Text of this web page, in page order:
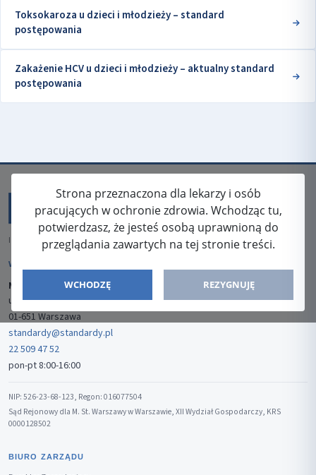
Toksokaroza u dzieci i młodzieży – standard
postępowania
Zakażenie HCV u dzieci i młodzieży – aktualny standard
postępowania
Strona przeznaczona dla lekarzy i osób
pracujących w ochronie zdrowia. Wchodząc tu,
potwierdzasz, że jesteś osobą uprawnioną do
przeglądania zawartych na tej stronie treści.
WCHODZĘ REZYGNUJĘ
ISSN: 2080-5438
WYDAWCA
Media-Press Sp. z o.o.
ul. Gwiaździsta 7B/8
01-651 Warszawa
standardy@standardy.pl
22 509 47 52
pon-pt 8:00-16:00
NIP: 526-23-68-123, Regon: 016077504
Sąd Rejonowy dla M. St. Warszawy w Warszawie, XII Wydział Gospodarczy, KRS
0000128502
BIURO ZARZĄDU